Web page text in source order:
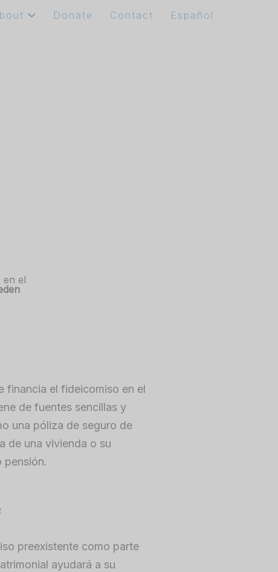
Donate Contact Español
en el
financia el fideicomiso en el
de fuentes sencillas y
una póliza de seguro de
de una vivienda o su
pensión.
preexistente como parte
ayudará a su